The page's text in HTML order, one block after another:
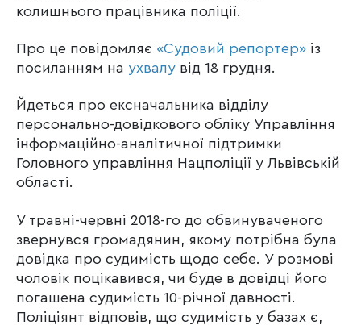
колишнього працівника поліції.
Про це повідомляє «Судовий репортер» із
посиланням на ухвалу від 18 грудня.
Йдеться про ексначальника відділу
персонально-довідкового обліку Управління
інформаційно-аналітичної підтримки
Головного управління Нацполіції у Львівській
області.
У травні-червні 2018-го до обвинуваченого
звернувся громадянин, якому потрібна була
довідка про судимість щодо себе. У розмові
чоловік поцікавився, чи буде в довідці його
погашена судимість 10-річної давності.
Поліціянт відповів, що судимість у базах є,